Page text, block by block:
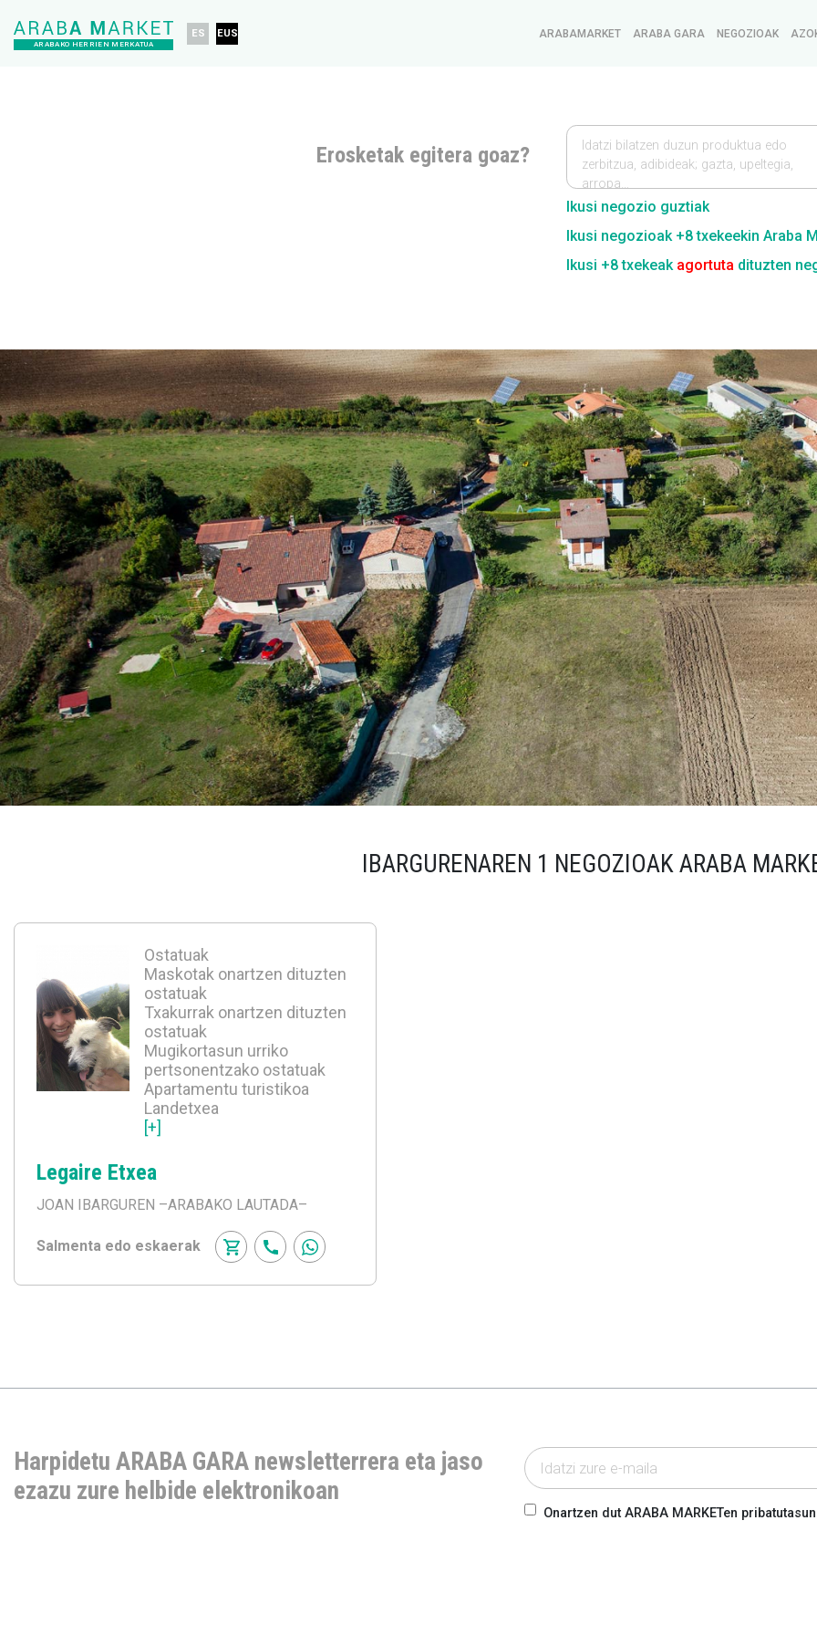
ARABAKO HERRIEN MERKATUA
ES EUS ARABAMARKET ARABA GARA NEGOZIOAK
Erosketak egitera goaz?
Idatzi bilatzen duzun produktua edo
zerbitzua, adibideak; gazta, upeltegia,
arropa…
Ikusi negozio guztiak
Ikusi negozioak +8 txekeekin Araba
Ikusi +8 txekeak agortuta dituzten
IBARGURENAREN 1 NEGOZIOAK ARABA
Ostatuak
Maskotak onartzen dituzten
ostatuak
Txakurrak onartzen dituzten
ostatuak
Mugikortasun urriko
pertsonentzako ostatuak
Apartamentu turistikoa
Landetxea
[+]
Legaire Etxea
JOAN IBARGUREN –ARABAKO LAUTADA–
Salmenta edo eskaerak
Harpidetu ARABA GARA newsletterrera eta jaso
ezazu zure helbide elektronikoan
Onartzen dut ARABA MARKETen